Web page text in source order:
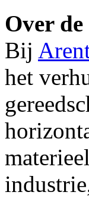
Over
Bij
het